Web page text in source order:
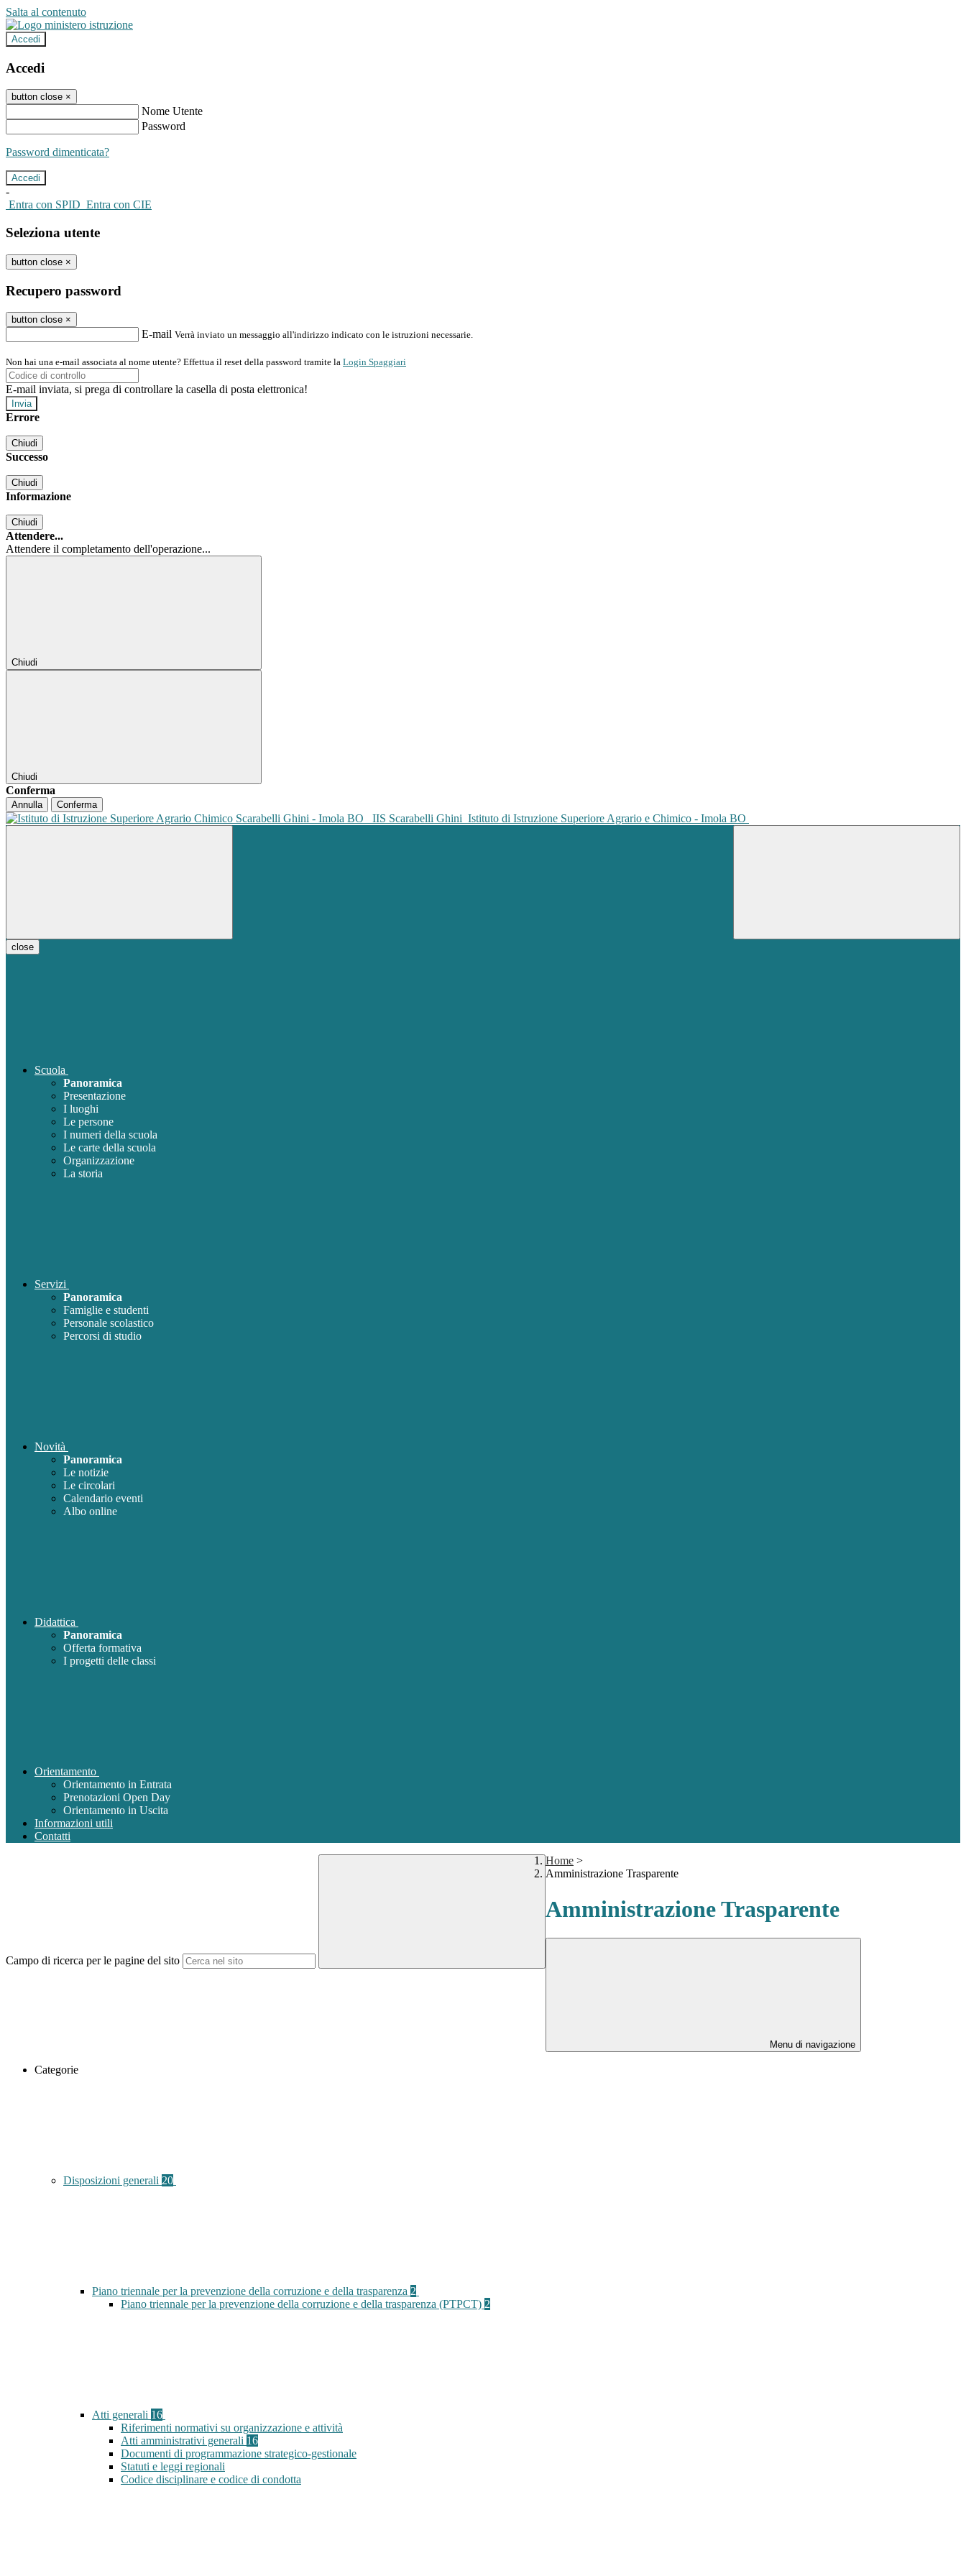
Salta al contenuto
Accedi
Accedi
button close ×
Nome Utente
Password
Password dimenticata?
-
Entra con SPID Entra con CIE
Seleziona utente
button close ×
Recupero password
button close ×
E-mail Verrà inviato un messaggio all'indirizzo indicato con le istruzioni necessarie.
Non hai una e-mail associata al nome utente? Effettua il reset della password tramite la Login Spaggiari
E-mail inviata, si prega di controllare la casella di posta elettronica!
Errore
Chiudi
Successo
Chiudi
Informazione
Chiudi
Attendere...
Attendere il completamento dell'operazione...
Chiudi
Chiudi
Conferma
Annulla Conferma
IIS Scarabelli Ghini Istituto di Istruzione Superiore Agrario e Chimico - Imola BO
close
Scuola
Panoramica
Presentazione
I luoghi
Le persone
I numeri della scuola
Le carte della scuola
Organizzazione
La storia
Servizi
Panoramica
Famiglie e studenti
Personale scolastico
Percorsi di studio
Novità
Panoramica
Le notizie
Le circolari
Calendario eventi
Albo online
Didattica
Panoramica
Offerta formativa
I progetti delle classi
Orientamento
Orientamento in Entrata
Prenotazioni Open Day
Orientamento in Uscita
Informazioni utili
Contatti
Campo di ricerca per le pagine del sito
Home >
Amministrazione Trasparente
Amministrazione Trasparente
Menu di navigazione
Categorie
Disposizioni generali 20
Piano triennale per la prevenzione della corruzione e della trasparenza 2
Piano triennale per la prevenzione della corruzione e della trasparenza (PTPCT) 2
Atti generali 16
Riferimenti normativi su organizzazione e attività
Atti amministrativi generali 16
Documenti di programmazione strategico-gestionale
Statuti e leggi regionali
Codice disciplinare e codice di condotta